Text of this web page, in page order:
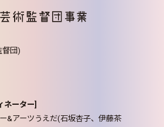
督団)
ネーター]
&アーツうえだ(石坂杏子、伊藤茶